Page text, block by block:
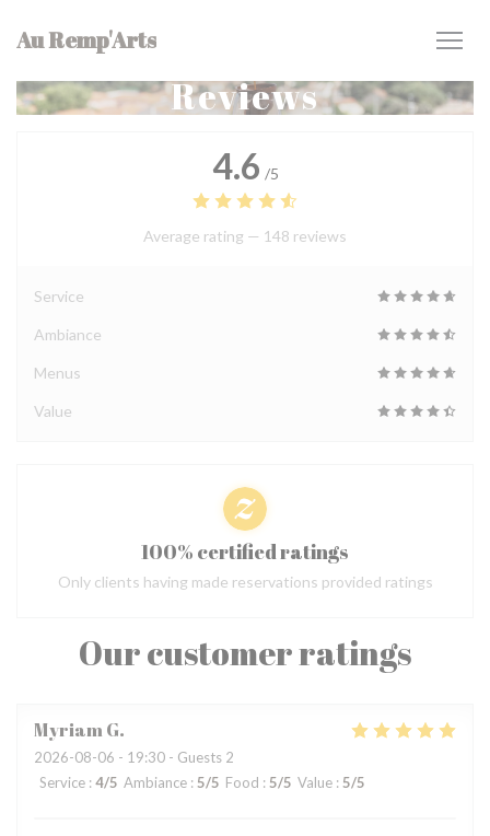
Au Remp'Arts
Reviews
Our customer ratings
MyriamG
2026-08-06 - 19:30 - Guests 2
Service : 4/5 Ambiance : 5/5 Food : 5/5 Value : 5/5
4.6 /5
Average rating — 148 reviews
Service
Ambiance
Menus
Value
100% certified ratings
Only clients having made reservations provided ratings